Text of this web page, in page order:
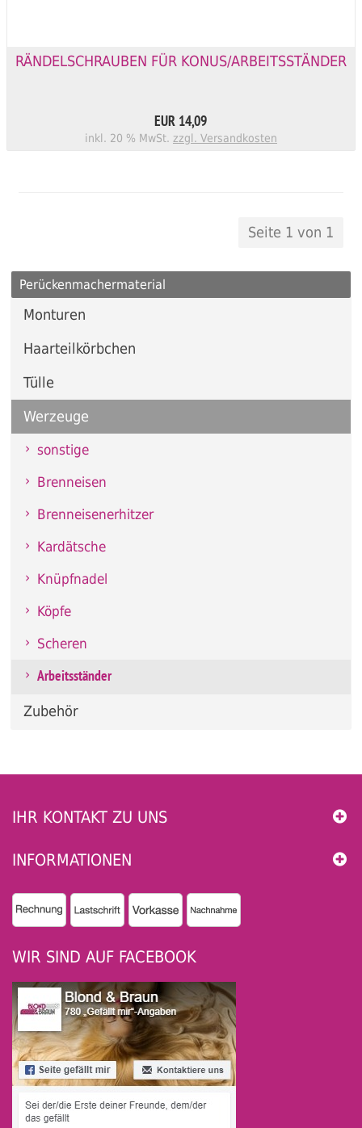
RÄNDELSCHRAUBEN FÜR KONUS/ARBEITSSTÄNDER
EUR 14,09
inkl. 20 % MwSt. zzgl. Versandkosten
Seite 1 von 1
Perückenmachermaterial
Monturen
Haarteilkörbchen
Tülle
Werzeuge
sonstige
Brenneisen
Brenneisenerhitzer
Kardätsche
Knüpfnadel
Köpfe
Scheren
Arbeitsständer
Zubehör
IHR KONTAKT ZU UNS
INFORMATIONEN
WIR SIND AUF FACEBOOK